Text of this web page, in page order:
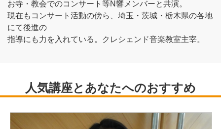
お寺・教会でのコンサート等N響メンバーと共演。
現在もコンサート活動の傍ら、埼玉・茨城・栃木県の各地
にて後進の
指導にも力を入れている。クレシェンド音楽教室主宰。